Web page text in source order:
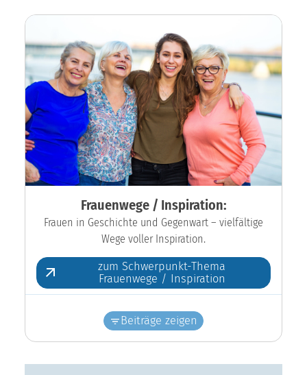
Frauenwege / Inspiration:
Frauen in Geschichte und Gegenwart – vielfältige
Wege voller Inspiration.
zum Schwerpunkt-Thema
Frauenwege / Inspiration
Beiträge zeigen